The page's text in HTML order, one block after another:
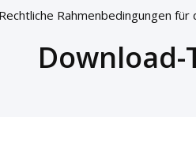
Rahmenbedingungen
Download-